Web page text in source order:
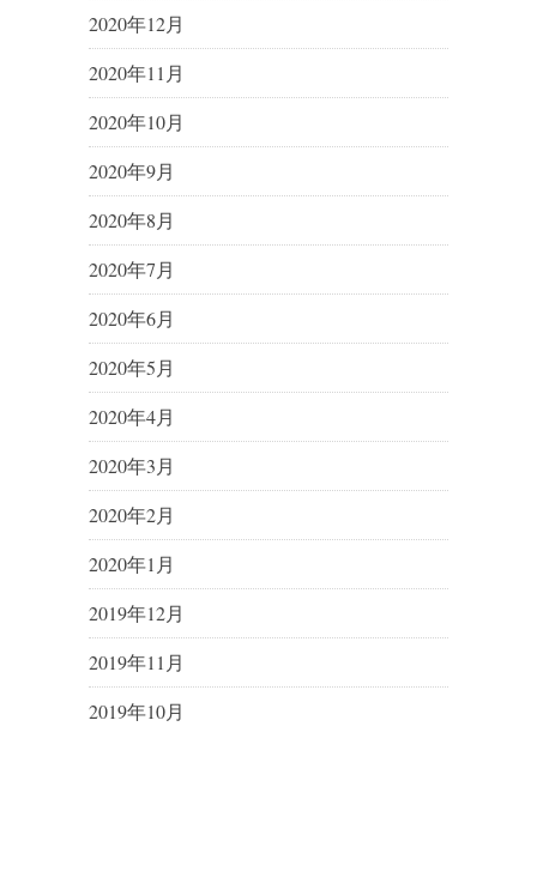
2020年12月
2020年11月
2020年10月
2020年9月
2020年8月
2020年7月
2020年6月
2020年5月
2020年4月
2020年3月
2020年2月
2020年1月
2019年12月
2019年11月
2019年10月